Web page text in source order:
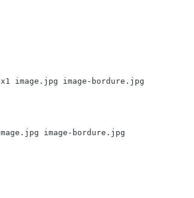
image.jpg image-bordure.jpg
image-bordure.jpg